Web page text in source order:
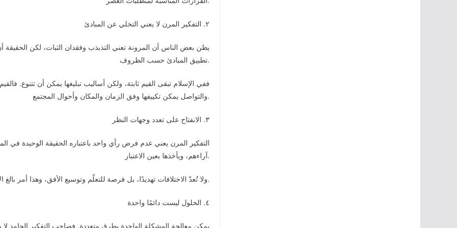
٢. التفكير المرن لا يعني التخلي عن المبادئ
يظن بعض الناس أن المرونة تعني التذبذب وفقدان الثبات، لكن
تطبيق المبادئ حسب الظروف.
ففي الإسلام تبقى القيم ثابتة، ولكن أساليب تبليغها يمكن أن تتنوع.
والتواصل يمكن تكييفها وفق الزمان والمكان وأحوال المجتمع.
٣. الانفتاح على تعدد وجهات النظر
التفكير المرن يعني عدم فرض رأي واحد باعتباره الحقيقة الوحيدة في
آراءهم، ويأخذها بعين الاعتبار.
ولا تُعدّ الاختلافات تهديدًا، بل فرصة للتعلّم وتوسيع الأفق، وهذا أمر بالغ الأهمية في المجتمعات المتعددة ثقافيًا ودينيًا وفكريًا.
٤. الحلول ليست دائمًا واحدة
يمكن معالجة المشكلة الواحدة بطرق متعددة. فصاحب التفكير الجامد لا